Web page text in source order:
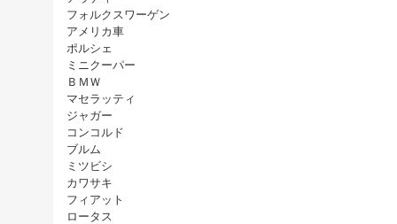
フォルクスワーゲン
アメリカ車
ポルシェ
ミニクーパー
ＢＭＷ
マセラッティ
ジャガー
コンコルド
ブルム
ミツビシ
カワサキ
フィアット
ロータス